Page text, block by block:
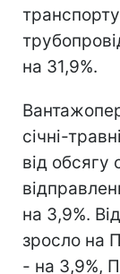
на 31,9%.
січні-
від обсягу
на 3,9%.
зросло на
- на 3,9%,